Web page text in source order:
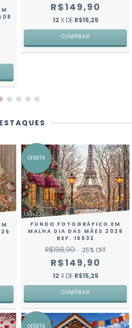
R$149,90
12 X DE R$15,25
COMPRAR
OFERTA
FUNDO FOTOGRÁFICO EM
MALHA DIA DAS MÃES 2026
REF. 16532
R$198,90 25% OFF
R$149,90
12 X DE R$15,25
COMPRAR
OFERTA